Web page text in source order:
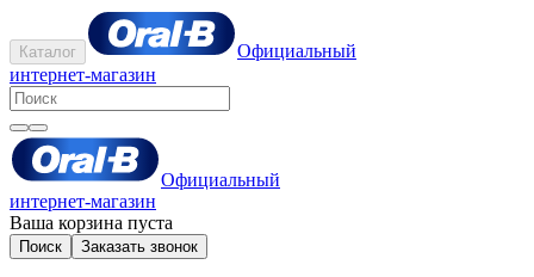
Каталог
Официальный
интернет-магазин
Официальный
интернет-магазин
Ваша корзина пуста
Поиск Заказать звонок